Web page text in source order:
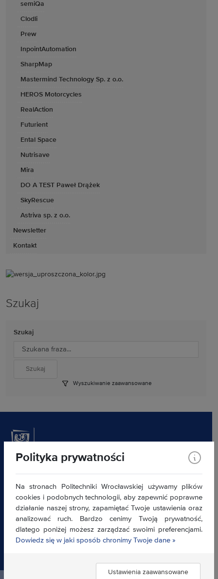
semiQa
Clodli
Prew
InpointAutomation
SharpMap
Mastermind Technology Sp. z o.o.
HEROS Motorcycles
RealAction
Futurient
Ental Space
Nutrisave
Mira
DO A TEST Paweł Drążek
SkyRescue
Astriva sp. z o.o.
Newsletter
Kontakt
Szukaj
Szukaj
Wyszukiwanie zaawansowane
ul. Na Grobli 12 (budynek L-3) 50-421 Wrocław
inkubator@pwr.edu.pl
Klauzula informacyjna
Deklaracja dostępności »
Polityka prywatności
Na stronach Politechniki Wrocławskiej używamy plików
cookies i podobnych technologii, aby zapewnić poprawne
działanie naszej strony, zapamiętać Twoje ustawienia oraz
analizować ruch. Bardzo cenimy Twoją prywatność,
dlatego poniżej możesz zarządzać swoimi preferencjami.
Dowiedz się w jaki sposób chronimy Twoje dane »
Ustawienia zaawansowane